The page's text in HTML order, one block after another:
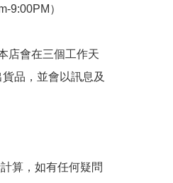
9:00PM）
店會在三個工作天
品，並會以訊息及
算，如有任何疑問